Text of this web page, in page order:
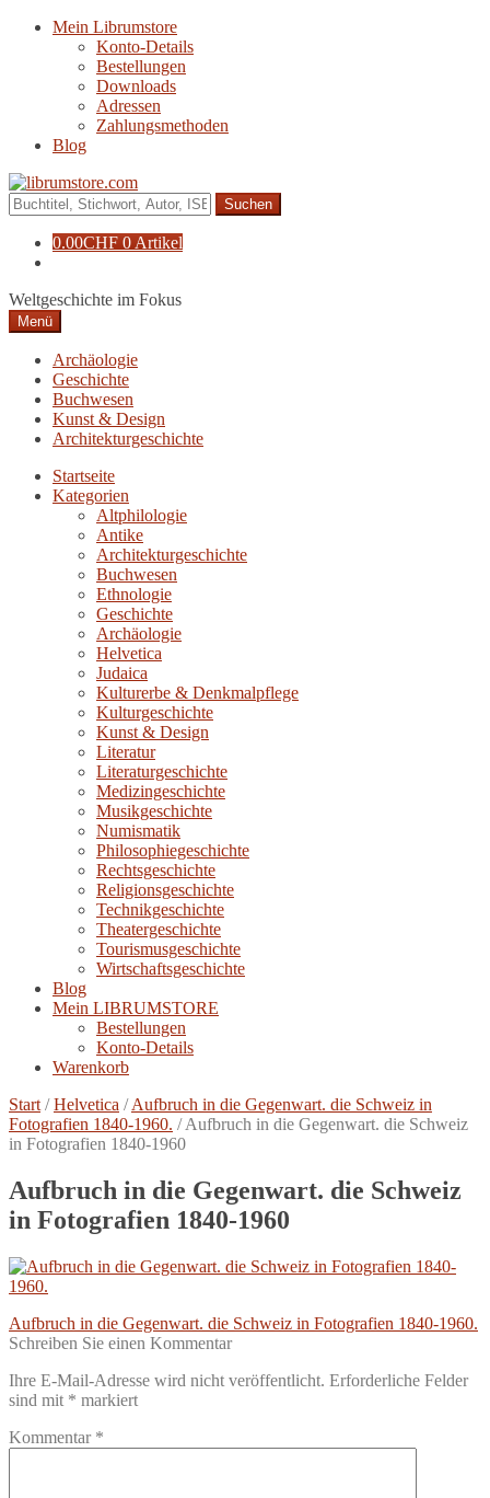
Navigation
Zum
Mein Librumstore
Konto-Details
Bestellungen
Downloads
Adressen
Zahlungsmethoden
Blog
Suche
nach:
0.00CHF 0 Artikel
Weltgeschichte im Fokus
Menü
Archäologie
Geschichte
Buchwesen
Kunst & Design
Architekturgeschichte
Startseite
Kategorien
Altphilologie
Antike
Architekturgeschichte
Buchwesen
Ethnologie
Geschichte
Archäologie
Helvetica
Judaica
Kulturerbe & Denkmalpflege
Kulturgeschichte
Kunst & Design
Literatur
Literaturgeschichte
Medizingeschichte
Musikgeschichte
Numismatik
Philosophiegeschichte
Rechtsgeschichte
Religionsgeschichte
Technikgeschichte
Theatergeschichte
Tourismusgeschichte
Wirtschaftsgeschichte
Blog
Mein LIBRUMSTORE
Bestellungen
Konto-Details
Warenkorb
Start /Helvetica /Aufbruch in die Gegenwart. die Schweiz in
Fotografien 1840-1960. /Aufbruch in die Gegenwart. die Schweiz
in Fotografien 1840-1960
Aufbruch in die Gegenwart. die Schweiz
in Fotografien 1840-1960
Beitragsnavigation
Vorheriger
Beitrag:
Aufbruch in die Gegenwart. die Schweiz in Fotografien 1840-1960.
Schreiben Sie einen Kommentar
Ihre E-Mail-Adresse wird nicht veröffentlicht. Erforderliche Felder
sind mit * markiert
Kommentar *